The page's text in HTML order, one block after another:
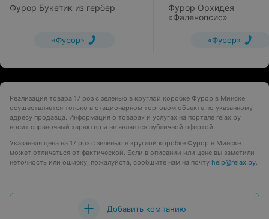
Фурор Букетик из гербер
«Фурор»
Фурор Орхидея
«Фаленопсис»
«Фурор»
Реализация товара 17 роз с зеленью в круглой коробке Фурор в Минске
осуществляется только в стационарном торговом объекте по указанному
адресу продавца. Информация о товарах и услугах на портале relax.by
носит справочный характер и не является публичной офертой.
Указанная цена на 17 роз с зеленью в круглой коробке Фурор в Минске
может отличаться от фактической. Если в описании или цене вы заметили
неточность или ошибку, пожалуйста, сообщите нам на почту help@relax.by.
Добавить компанию